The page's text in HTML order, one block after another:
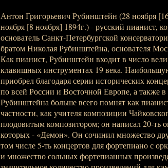
Антон Григорьевич Рубинштейн (28 ноября
ноября [8 ноября] 1894г.) - русский пианист,
основатель Санкт-Петербургской
братом Николая Рубинштейна, основателя
Как пианист, Рубинштейн входит в число
клавишных инструментах 19 века.
приобрел благодаря серии исторических
по всей России и Восточной Европе, а
Рубинштейна больше всего помнят как
частности, как учителя композиции
плодовитым композитором; он написал 20-ть
которых - «Демон». Он сочинил множество
том числе 5-ть концертов для фортепиано с
и множество сольных фортепианных